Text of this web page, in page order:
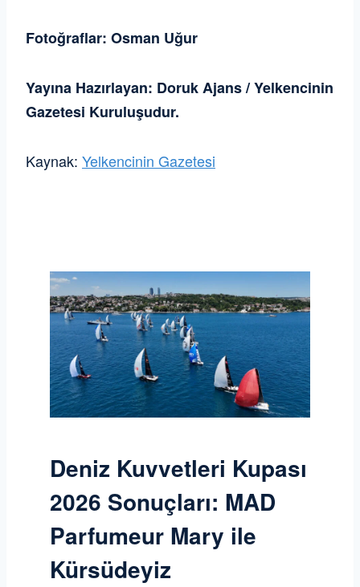
Fotoğraflar: Osman Uğur
Yayına Hazırlayan: Doruk Ajans / Yelkencinin
Gazetesi Kuruluşudur.
Kaynak: Yelkencinin Gazetesi
Deniz Kuvvetleri Kupası
2026 Sonuçları: MAD
Parfumeur Mary ile
Kürsüdeyiz